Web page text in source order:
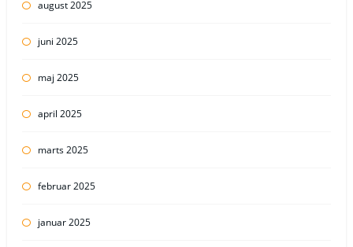
august 2025
juni 2025
maj 2025
april 2025
marts 2025
februar 2025
januar 2025